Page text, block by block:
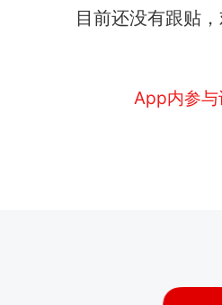
目前还没有跟贴
App内参与